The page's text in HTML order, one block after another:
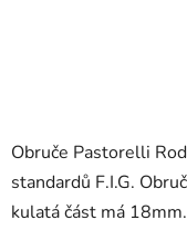
Obruče Pastorelli
standardů F.I.G.
kulatá část má